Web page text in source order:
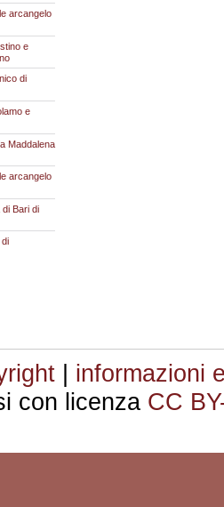
arcangelo
e
di
e
Maddalena
arcangelo
Bari di
di
| informazioni
con licenza CC